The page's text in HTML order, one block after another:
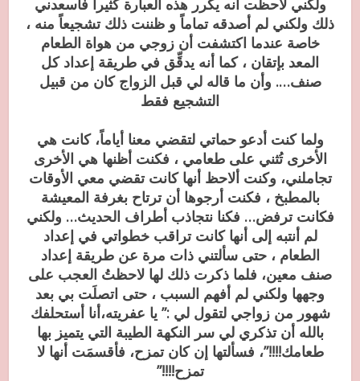
ذلك ولكني لم أصدقه تماماً و ظننت ذلك تشجيعاً منه ،
خاصة عندما اكتشفت أن زوجي من هواة الطعام
المعد بإتقان ، كما أنه يدقِّق في طريقة إعداد كل
صنف…. وأن ما قاله لي قبل الزواج كان من قبيل
التشجيع فقط
ولما كنت أدعو حماتي لتقضي معنا أياماً، كانت هي
الأخرى تُثني على طعامي ، فكنت أظنها هي الأخرى
تجاملني، وكنت ألاحظ أنها كانت تقضي معي الأوقات
بالمطبخ ، فكنت أرجوها أن ترتاح بغرفة المعيشة
فكانت ترفض… فكنا نتجاذب أطراف الحديث… ولكني
لم أنتبه إلى أنها كانت تراقب خطواتي في إعداد
الطعام ، حتى سألتني ذات مرة عن طريقة إعداد
صنف معين، فلما ذكرت ذلك لها لاحظتُ العجب على
وجهها ولكني لم أفهم السبب ، حتى اتصلَت بي بعد
شهور من زواجي لتقول لي :” يا عفريته،أنا أستحلفك
بالله أن تذكري لي سر النكهة الطيبة التي يتميز بها
طعامك!!!!”، فسألتها إن كان تمزح، فأقسمَت أنها لا
تمزح!!!!”